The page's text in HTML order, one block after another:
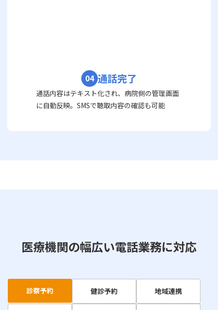
04 通話完了
通話内容はテキスト化され、病院側の管理画面
に自動反映。SMSで聴取内容の確認も可能
医療機関の幅広い電話業務に対応
診察予約 健診予約 地域連携